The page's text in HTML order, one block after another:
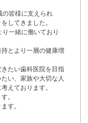
の皆様に支えられ
してきました。
一緒に働いており
とより一層の健康増
たい歯科医院を目指
い、家族や大切な人
えております。
。
す。